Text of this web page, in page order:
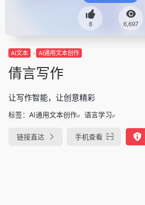
8 6,697
AI文本 AI通用文本创作
倩言写作
让写作智能，让创意精彩
标签： AI通用文本创作 语言学习
链接直达 手机查看